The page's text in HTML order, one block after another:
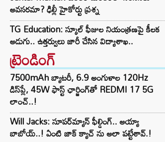
అవసరమా? ఢిల్లీ హైకోర్టు ప్రశ్న
TG Education: స్కూల్ ఫీజుల నియంత్రణపై కీలక
అడుగు.. ఉత్తర్వులు జారీ చేసిన విద్యాశాఖ..
ట్రెండింగ్‌
7500mAh బ్యాటరీ, 6.9 అంగుళాల 120Hz
డిస్‌ప్లే, 45W ఫాస్ట్ ఛార్జింగ్‌తో REDMI 17 5G
లాంచ్..!
Will Jacks: సూపర్‌మ్యాన్ ఫీల్డింగ్.. అయ్యా
బాబోయ్..! ఏంటి జాక్ క్యాచ్ ను అలా పట్టేశావ్.!